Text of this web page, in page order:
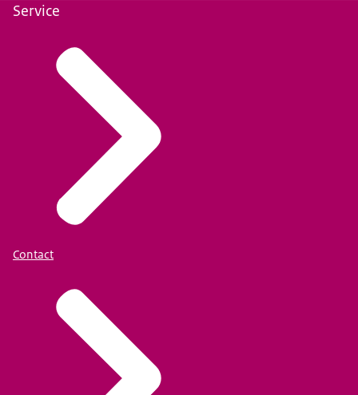
Service
Contact